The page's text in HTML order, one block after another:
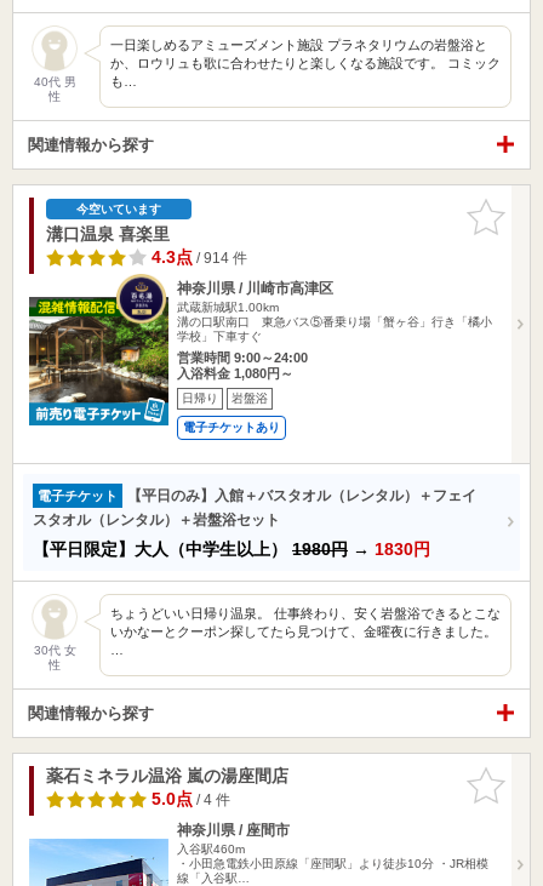
40代 男
性
一日楽しめるアミューズメント施設 プラネタリウムの岩盤浴と
か、ロウリュも歌に合わせたりと楽しくなる施設です。 コミック
も…
関連情報から探す
お気に入
りに追加
今空いています
溝口温泉 喜楽里
4.3点/ 914 件
神奈川県 / 川崎市高津区
武蔵新城駅1.00km
溝の口駅南口 東急バス⑤番乗り場「蟹ヶ谷」行き「橘小
学校」下車すぐ
営業時間 9:00～24:00
入浴料金 1,080円～
日帰り 岩盤浴
電子チケットあり
電子チケット
【平日のみ】入館＋バスタオル（レンタル）＋フェイ
スタオル（レンタル）＋岩盤浴セット
【平日限定】大人（中学生以上） 1980円 → 1830円
30代 女
性
ちょうどいい日帰り温泉。 仕事終わり、安く岩盤浴できるとこな
いかなーとクーポン探してたら見つけて、金曜夜に行きました。
関連情報から探す
お気に入
りに追加
薬石ミネラル温浴 嵐の湯座間店
5.0点/ 4 件
神奈川県 / 座間市
入谷駅460m
・小田急電鉄小田原線「座間駅」より徒歩10分 ・JR相模
線「入谷駅…